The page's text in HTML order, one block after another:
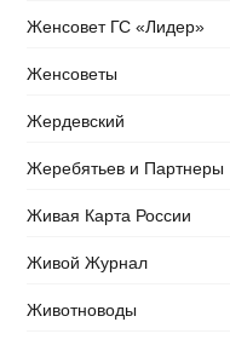
Женсовет ГС «Лидер»
Женсоветы
Жердевский
Жеребятьев и Партнеры
Живая Карта России
Живой Журнал
Животноводы